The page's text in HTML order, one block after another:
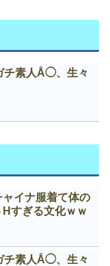
チ素人Å◯、生々
ャイナ服着て体の
すぎる文化ｗｗ
チ素人Å◯、生々